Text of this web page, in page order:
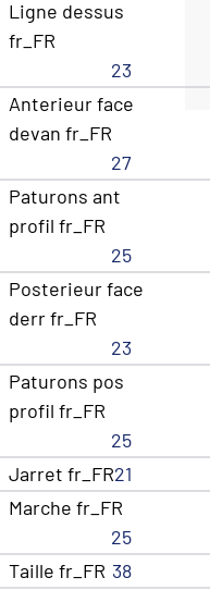
Ligne dessus
fr_FR
23
Anterieur face
devan fr_FR
27
Paturons ant
profil fr_FR
25
Posterieur face
derr fr_FR
23
Paturons pos
profil fr_FR
25
Jarret fr_FR21
Marche fr_FR
25
Taille fr_FR 38